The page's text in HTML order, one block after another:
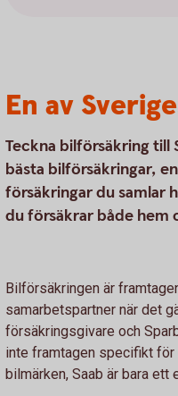
En av
Teckna bilförsäkring till
bästa bilförsäkringar,
försäkringar du samlar
du försäkrar både hem
Bilförsäkringen är
samarbetspartner när det
försäkringsgivare och
inte framtagen specifikt för
bilmärken, Saab är bara ett